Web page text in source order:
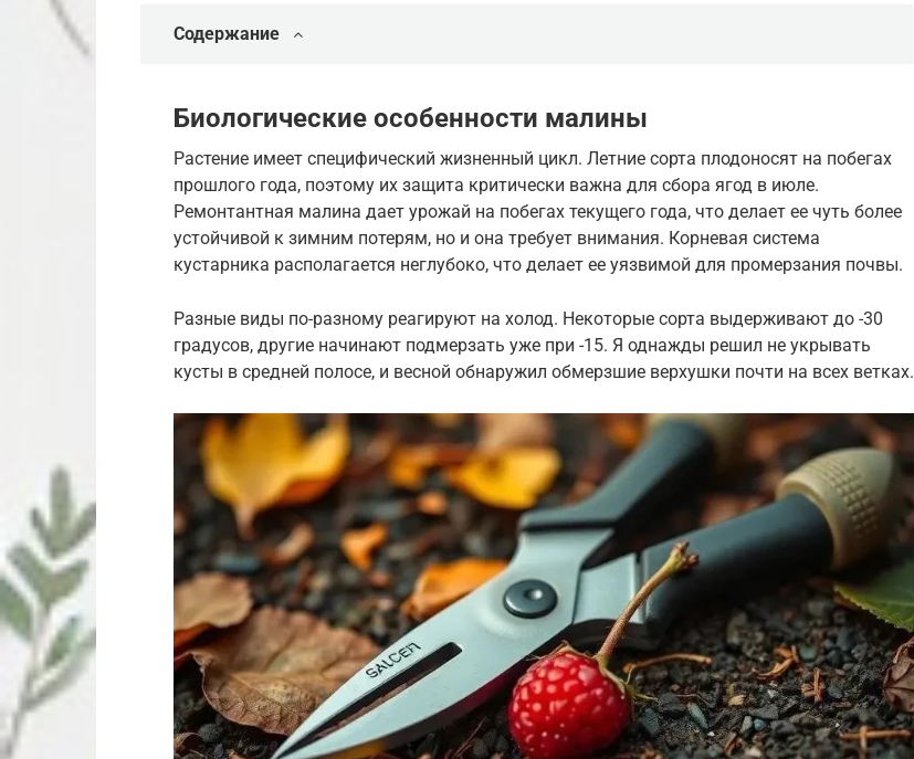
Содержание
Биологические особенности малины
Растение имеет специфический жизненный цикл. Летние сорта плодоносят на побегах
прошлого года, поэтому их защита критически важна для сбора ягод в июле.
Ремонтантная малина дает урожай на побегах текущего года, что делает ее чуть более
устойчивой к зимним потерям, но и она требует внимания. Корневая система
кустарника располагается неглубоко, что делает ее уязвимой для промерзания почвы.
Разные виды по-разному реагируют на холод. Некоторые сорта выдерживают до -30
градусов, другие начинают подмерзать уже при -15. Я однажды решил не укрывать
кусты в средней полосе, и весной обнаружил обмерзшие верхушки почти на всех ветках.